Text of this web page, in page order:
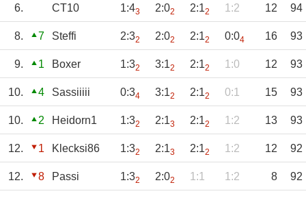
6. CT10 1:43 2:02 2:12 1:2 12 94
8. 7 Steffi 2:32 2:02 2:12 0:04 16 93
9. 1 Boxer 1:32 3:12 2:12 1:0 12 93
10. 4 Sassiiiii 0:34 3:12 2:12 0:1 15 93
10. 2 Heidorn1 1:32 2:13 2:12 1:2 13 93
12. 1 Klecksi86 1:32 2:13 2:12 1:2 12 92
12. 8 Passi 1:32 2:02 1:1 1:2 8 92